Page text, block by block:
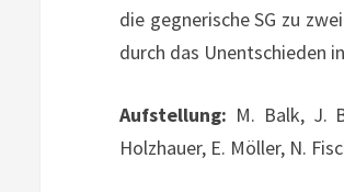
die gegnerische SG zu
durch das Unentschieden
Aufstellung: M. Balk, J.
Holzhauer, E. Möller, N.